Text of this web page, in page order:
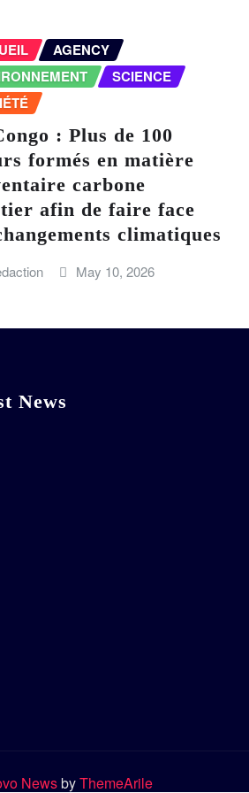
AGENCY
SCIENCE
: Plus de 100
formés en matière
carbone
afin de faire face
climatiques
May 10, 2026
News
NewsbyThemeArile